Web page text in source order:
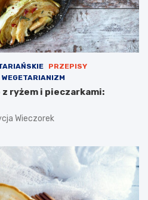
PRZEPISY
WEGETARIANIZM
ryżem i pieczarkami:
Wieczorek